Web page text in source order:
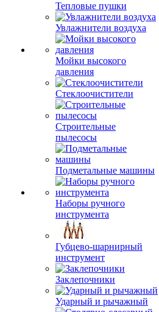
Тепловые пушки
Увлажнители воздуха
Мойки высокого
давления
Стеклоочистители
Строительные
пылесосы
Подметальные машины
Наборы ручного
инструмента
Губцево-шарнирный
инструмент
Заклепочники
Ударный и рычажный